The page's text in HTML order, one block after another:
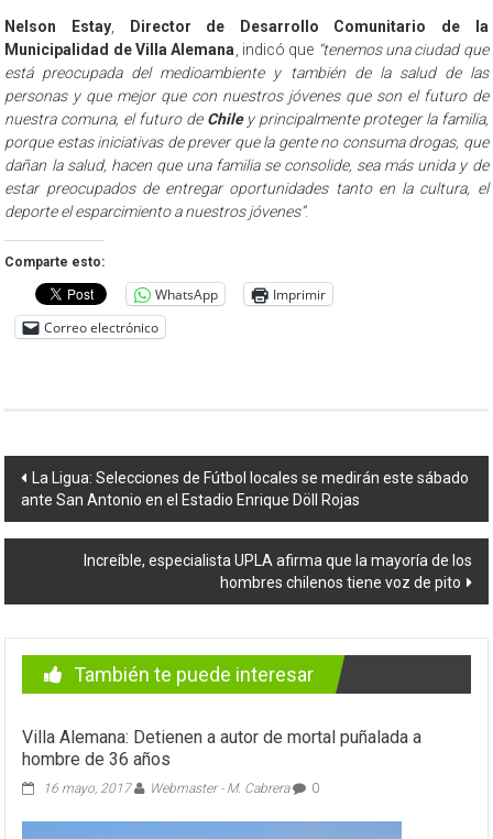
Nelson Estay
Director de Desarrollo Comunitario de la
Municipalidad de Villa Alemana , indicó que “tenemos una ciudad que
está preocupada del medioambiente y también de la salud de las
personas y que mejor que con nuestros jóvenes que son el futuro de
nuestra comuna, el futuro de Chiley principalmente proteger la familia,
porque estas iniciativas de prever que la gente no consuma drogas, que
dañan la salud, hacen que una familia se consolide, sea más unida y de
estar preocupados de entregar oportunidades tanto en la cultura, el
deporte el esparcimiento a nuestros jóvenes”.
Comparte esto:
WhatsApp
Imprimir
Correo electrónico
Navegación
de
entradas
La Ligua: Selecciones de Fútbol locales se medirán este sábado
ante San Antonio en el Estadio Enrique Döll Rojas
Increíble, especialista UPLA afirma que la mayoría de los
hombres chilenos tiene voz de pito
También te puede interesar
Villa Alemana: Detienen a autor de mortal puñalada a
hombre de 36 años
16 mayo, 2017 Webmaster - M. Cabrera 0